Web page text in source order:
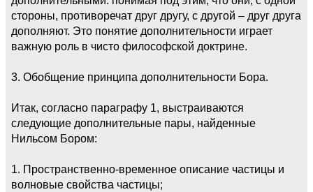
стороны, противоречат друг другу, с другой – друг друга
дополняют. Это понятие дополнительности играет
важную роль в чисто философской доктрине.
3. Обобщение принципа дополнительности Бора.
Итак, согласно параграфу 1, выстраиваются
следующие дополнительные пары, найденные
Нильсом Бором:
1. Пространственно-временное описание частицы и
волновые свойства частицы;